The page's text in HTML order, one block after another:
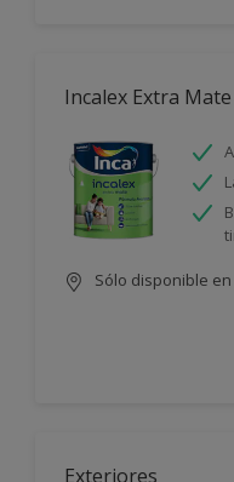
Incalex Extra Mate
Sólo disponible
Exteriores